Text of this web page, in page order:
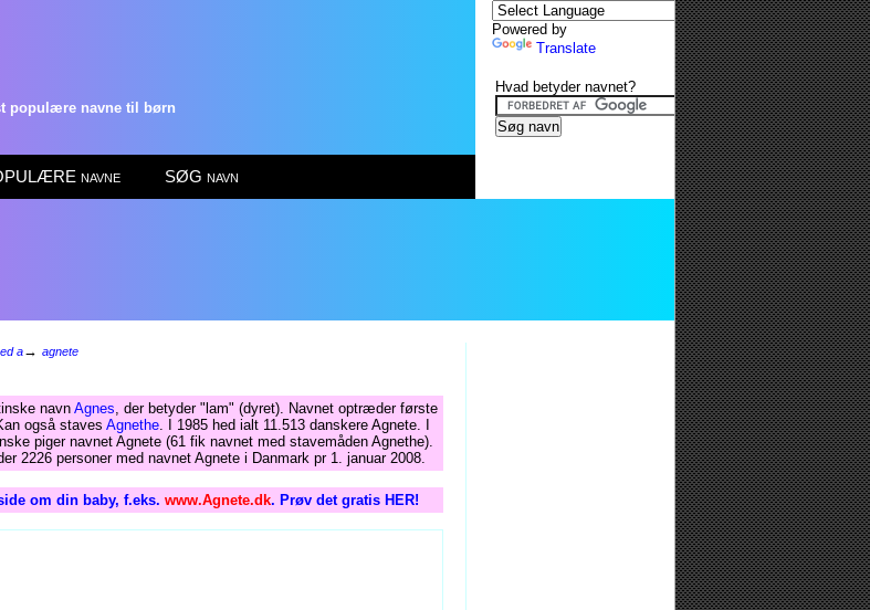
populære navne til børn
navne SØG navn
a→ agnete
navnAgnes, der betyder "lam" (dyret). Navnet optræder første
også staves Agnethe. I 1985 hed ialt 11.513 danskere Agnete. I
piger navnet Agnete (61 fik navnet med stavemåden Agnethe).
2226 personer med navnet Agnete i Danmark pr 1. januar 2008.
om din baby, f.eks. www.Agnete.dk. Prøv det gratis HER!
Powered by
Translate
Hvad betyder navnet?